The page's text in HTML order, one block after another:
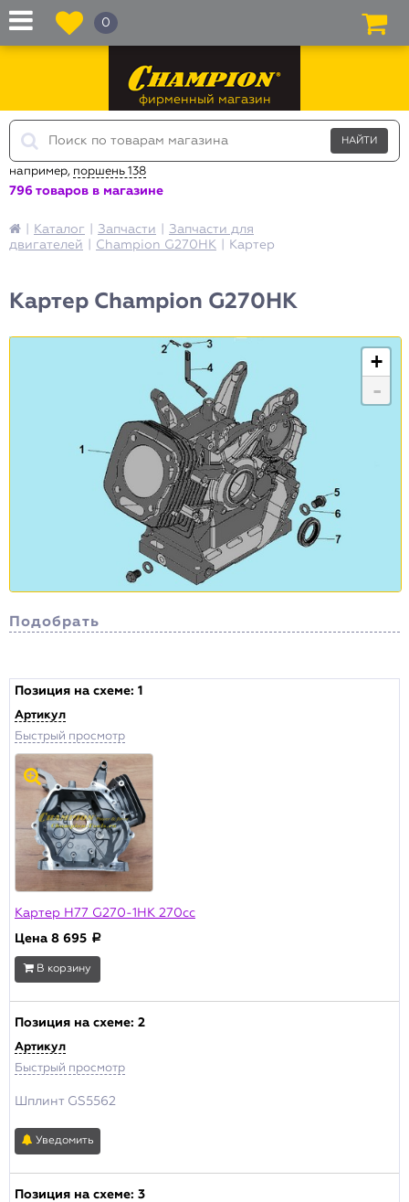
Каталог Запчасти
Запчасти для
двигателей
Champion G270HK Картер
Картер Champion G270HK
Подобрать
Цена , р.
от: до:
Наличие
Основной склад
Склад Москва
Champion
Актуальность
В продаже
Архивная позиция
Позиция на схеме: 1
Артикул
Быстрый просмотр
Картер H77 G270-1HK 270cc
Цена 8 695 a
В корзину
Позиция на схеме: 2
Артикул
Быстрый просмотр
Шплинт GS5562
Уведомить
Позиция на схеме: 3
фирменный магазин
например, поршень 138
796 товаров в магазине
0
+
-